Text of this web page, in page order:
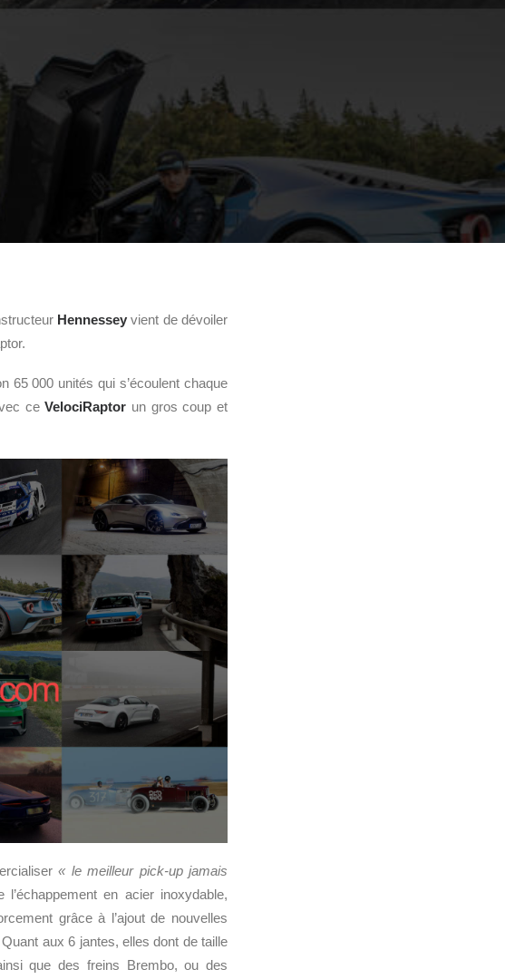
Hennesseyvient de dévoiler
65 000 unités qui s’écoulent chaque
ceVelociRaptor un gros coup et
« le meilleur pick-up jamais
en acier inoxydable,
grâce à l’ajout de nouvelles
aux 6 jantes, elles dont de taille
que des freins Brembo, ou des